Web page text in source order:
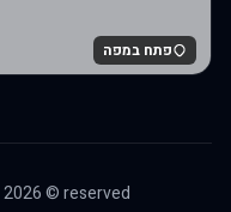
פתח במפה
2026© reserved